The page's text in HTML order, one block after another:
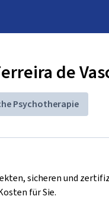
de
Psychotherapie
sicheren und
für Sie.